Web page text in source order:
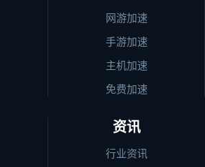
网游加速
手游加速
主机加速
免费加速
资讯
行业资讯